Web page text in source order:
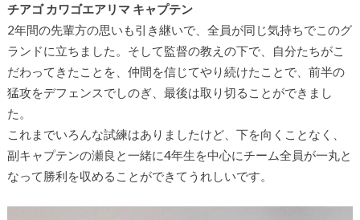
チアゴ カワゴエアリマ キャプテン
2年間の先輩方の思いも引き継いで、全員が同じ気持ちでこのグ
ランドに立ちました。そして監督の教えの下で、自分たちがこ
だわってきたことを、仲間を信じてやり続けたことで、前半の
猛攻をデフェンスでしのぎ、最後は取り切ることができまし
た。
これまでいろんな試練はありましたけど、下を向くことなく、
副キャプテンの瀬良と一緒に4年生を中心にチーム全員が一丸と
なって勝利を収めることができてうれしいです。